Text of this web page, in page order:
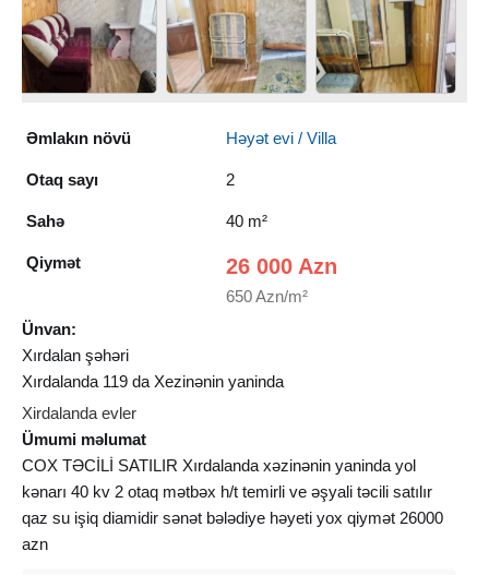
Əmlakın növü Həyət evi / Villa
Otaq sayı 2
Sahə 40 m²
Qiymət 26 000 Azn
650 Azn/m²
Ünvan:
Xırdalan şəhəri
Xırdalanda 119 da Xezinənin yaninda
Xirdalanda evler
Ümumi məlumat
COX TƏCİLİ SATILIR Xırdalanda xəzinənin yaninda yol
kənarı 40 kv 2 otaq mətbəx h/t temirli ve əşyali təcili satılır
qaz su işiq diamidir sənət bələdiye həyeti yox qiymət 26000
azn